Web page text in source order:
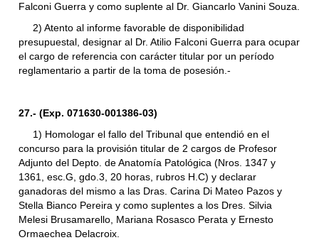
Falconi Guerra y como suplente al Dr. Giancarlo Vanini Souza.
2) Atento al informe favorable de disponibilidad
presupuestal, designar al Dr. Atilio Falconi Guerra para ocupar
el cargo de referencia con carácter titular por un período
reglamentario a partir de la toma de posesión.-
27.- (Exp. 071630-001386-03)
1) Homologar el fallo del Tribunal que entendió en el
concurso para la provisión titular de 2 cargos de Profesor
Adjunto del Depto. de Anatomía Patológica (Nros. 1347 y
1361, esc.G, gdo.3, 20 horas, rubros H.C) y declarar
ganadoras del mismo a las Dras. Carina Di Mateo Pazos y
Stella Bianco Pereira y como suplentes a los Dres. Silvia
Melesi Brusamarello, Mariana Rosasco Perata y Ernesto
Ormaechea Delacroix.